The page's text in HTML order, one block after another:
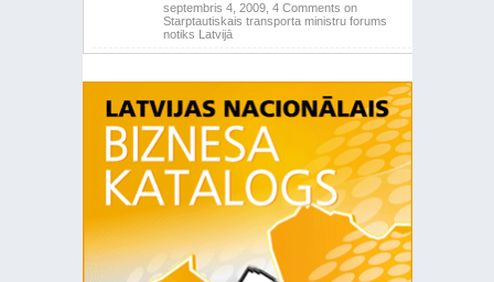
septembris 4, 2009, 4 Comments on
Starptautiskais transporta ministru forums
notiks Latvijā